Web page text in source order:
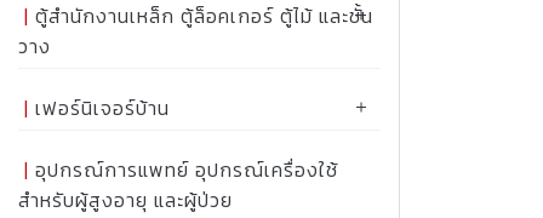
ตู้สำนักงานเหล็ก ตู้ล็อคเกอร์ ตู้ไม้ และชั้น
วาง
เฟอร์นิเจอร์บ้าน
อุปกรณ์การแพทย์ อุปกรณ์เครื่องใช้
สำหรับผู้สูงอายุ และผู้ป่วย